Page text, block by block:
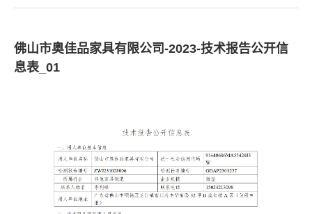
佛山市奥佳品家具有限公司-2023-技术报告公开信
息表_01